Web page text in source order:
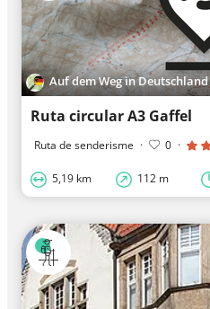
Auf dem Weg in Deutschland
Ruta circular A3 Gaffel
Ruta de senderisme · 0 ·
5,19 km 112 m